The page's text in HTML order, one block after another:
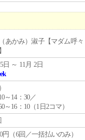
あかみ）淑子【マダム呼々
日 ～ 11月 2日
～14：30／
～16：10（1日2コマ）
円（6回／一括払いのみ）